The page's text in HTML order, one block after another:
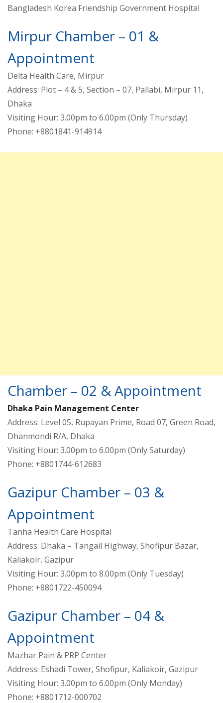
Bangladesh Korea Friendship Government Hospital
Mirpur Chamber – 01 &
Appointment
Delta Health Care, Mirpur
Address: Plot – 4 & 5, Section – 07, Pallabi, Mirpur 11,
Dhaka
Visiting Hour: 3.00pm to 6.00pm (Only Thursday)
Phone: +8801841-914914
Chamber – 02 & Appointment
Dhaka Pain Management Center
Address: Level 05, Rupayan Prime, Road 07, Green Road,
Dhanmondi R/A, Dhaka
Visiting Hour: 3.00pm to 6.00pm (Only Saturday)
Phone: +8801744-612683
Gazipur Chamber – 03 &
Appointment
Tanha Health Care Hospital
Address: Dhaka – Tangail Highway, Shofipur Bazar,
Kaliakoir, Gazipur
Visiting Hour: 3.00pm to 8.00pm (Only Tuesday)
Phone: +8801722-450094
Gazipur Chamber – 04 &
Appointment
Mazhar Pain & PRP Center
Address: Eshadi Tower, Shofipur, Kaliakoir, Gazipur
Visiting Hour: 3.00pm to 6.00pm (Only Monday)
Phone: +8801712-000702